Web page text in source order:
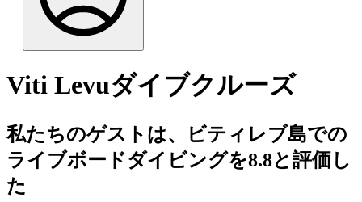
Viti Levuダイブクルーズ
私たちのゲストは、ビティレブ島での
ライブボードダイビングを8.8と評価し
た